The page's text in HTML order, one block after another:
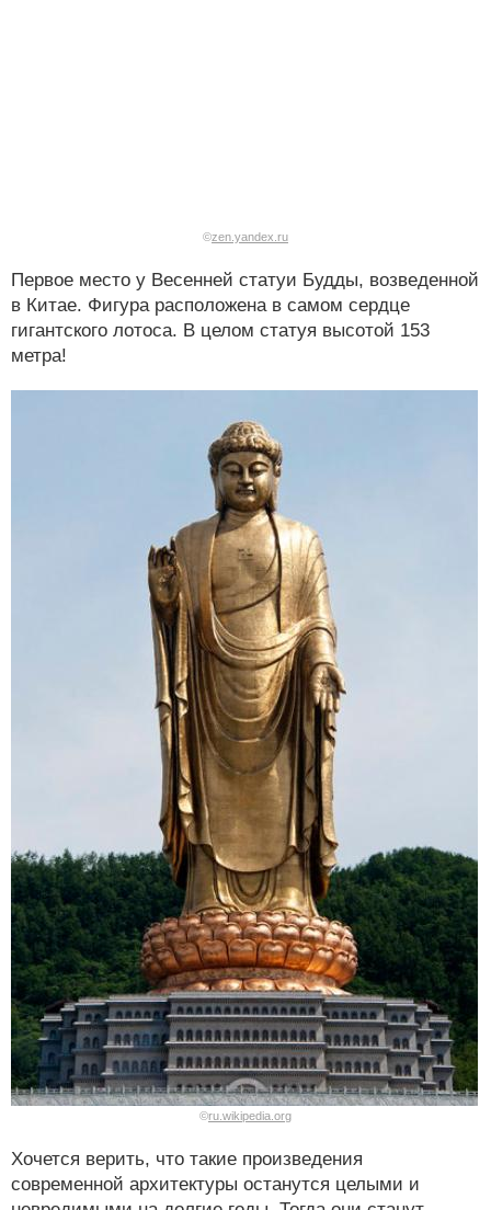
©zen.yandex.ru
Первое место у Весенней статуи Будды, возведенной
в Китае. Фигура расположена в самом сердце
гигантского лотоса. В целом статуя высотой 153
метра!
©ru.wikipedia.org
Хочется верить, что такие произведения
современной архитектуры останутся целыми и